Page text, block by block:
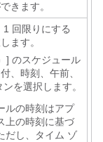
きます。
1 回限りにする
ます。
] のスケジュール
、時刻、午前、
を選択します。
ルの時刻はアプ
上の時刻に基づ
だし、タイム ゾ